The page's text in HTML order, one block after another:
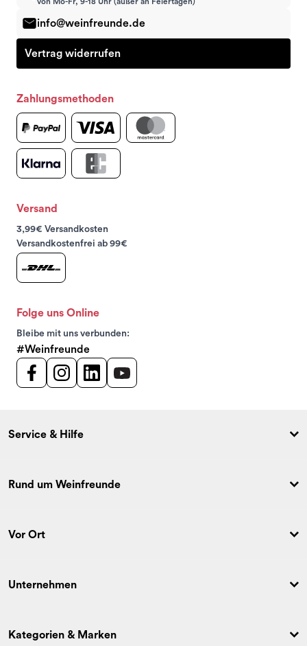
info@weinfreunde.de
Vertrag widerrufen
Zahlungsmethoden
Versand
3,99€ Versandkosten
Versandkostenfrei ab 99€
Folge uns Online
Bleibe mit uns verbunden:
#Weinfreunde
Service & Hilfe
Rund um Weinfreunde
Vor Ort
Unternehmen
Kategorien & Marken